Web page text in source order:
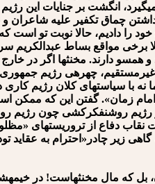
انگشت بر جنایات این
چماق تکفیر علیه شاعران و
را دادیم، حالا نوبت تو است
برخی مواقع بساط عبدالکریم
همسو دارند. مخنث⁯ها اگر در
چهره⁯ی رژیم
سیاست⁯های کلان رژیم کاری
زمان». گفتن این که ممکن
رژیم روشنفکرکشی چون رژیم
نقاب دفاع از تروریست⁯های
چادر«احترام به عقاید
که مال مخنث⁯هاست! در